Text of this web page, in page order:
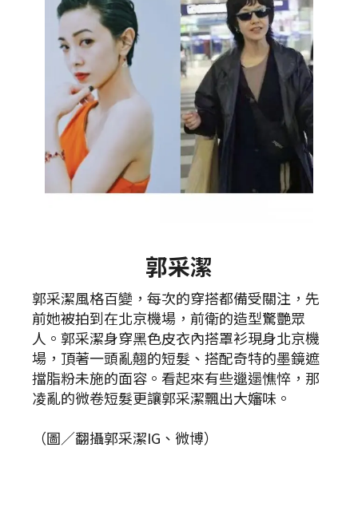
郭采潔
郭采潔風格百變，每次的穿搭都備受關注，先
前她被拍到在北京機場，前衛的造型驚艷眾
人。郭采潔身穿黑色皮衣內搭罩衫現身北京機
場，頂著一頭亂翹的短髮、搭配奇特的墨鏡遮
擋脂粉未施的面容。看起來有些邋遢憔悴，那
凌亂的微卷短髮更讓郭采潔飄出大嬸味。
（圖／翻攝郭采潔IG、微博）